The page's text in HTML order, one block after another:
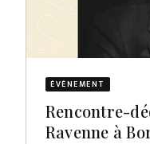
ÉVÈNEMENT
Rencontre-
Ravenne à